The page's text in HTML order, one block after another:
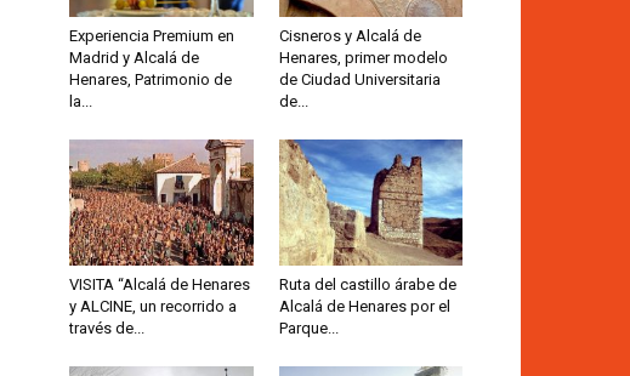
Experiencia Premium en
Madrid y Alcalá de
Henares, Patrimonio de
la...
Cisneros y Alcalá de
Henares, primer modelo
de Ciudad Universitaria
de...
VISITA “Alcalá de Henares
y ALCINE, un recorrido a
través de...
Ruta del castillo árabe de
Alcalá de Henares por el
Parque...